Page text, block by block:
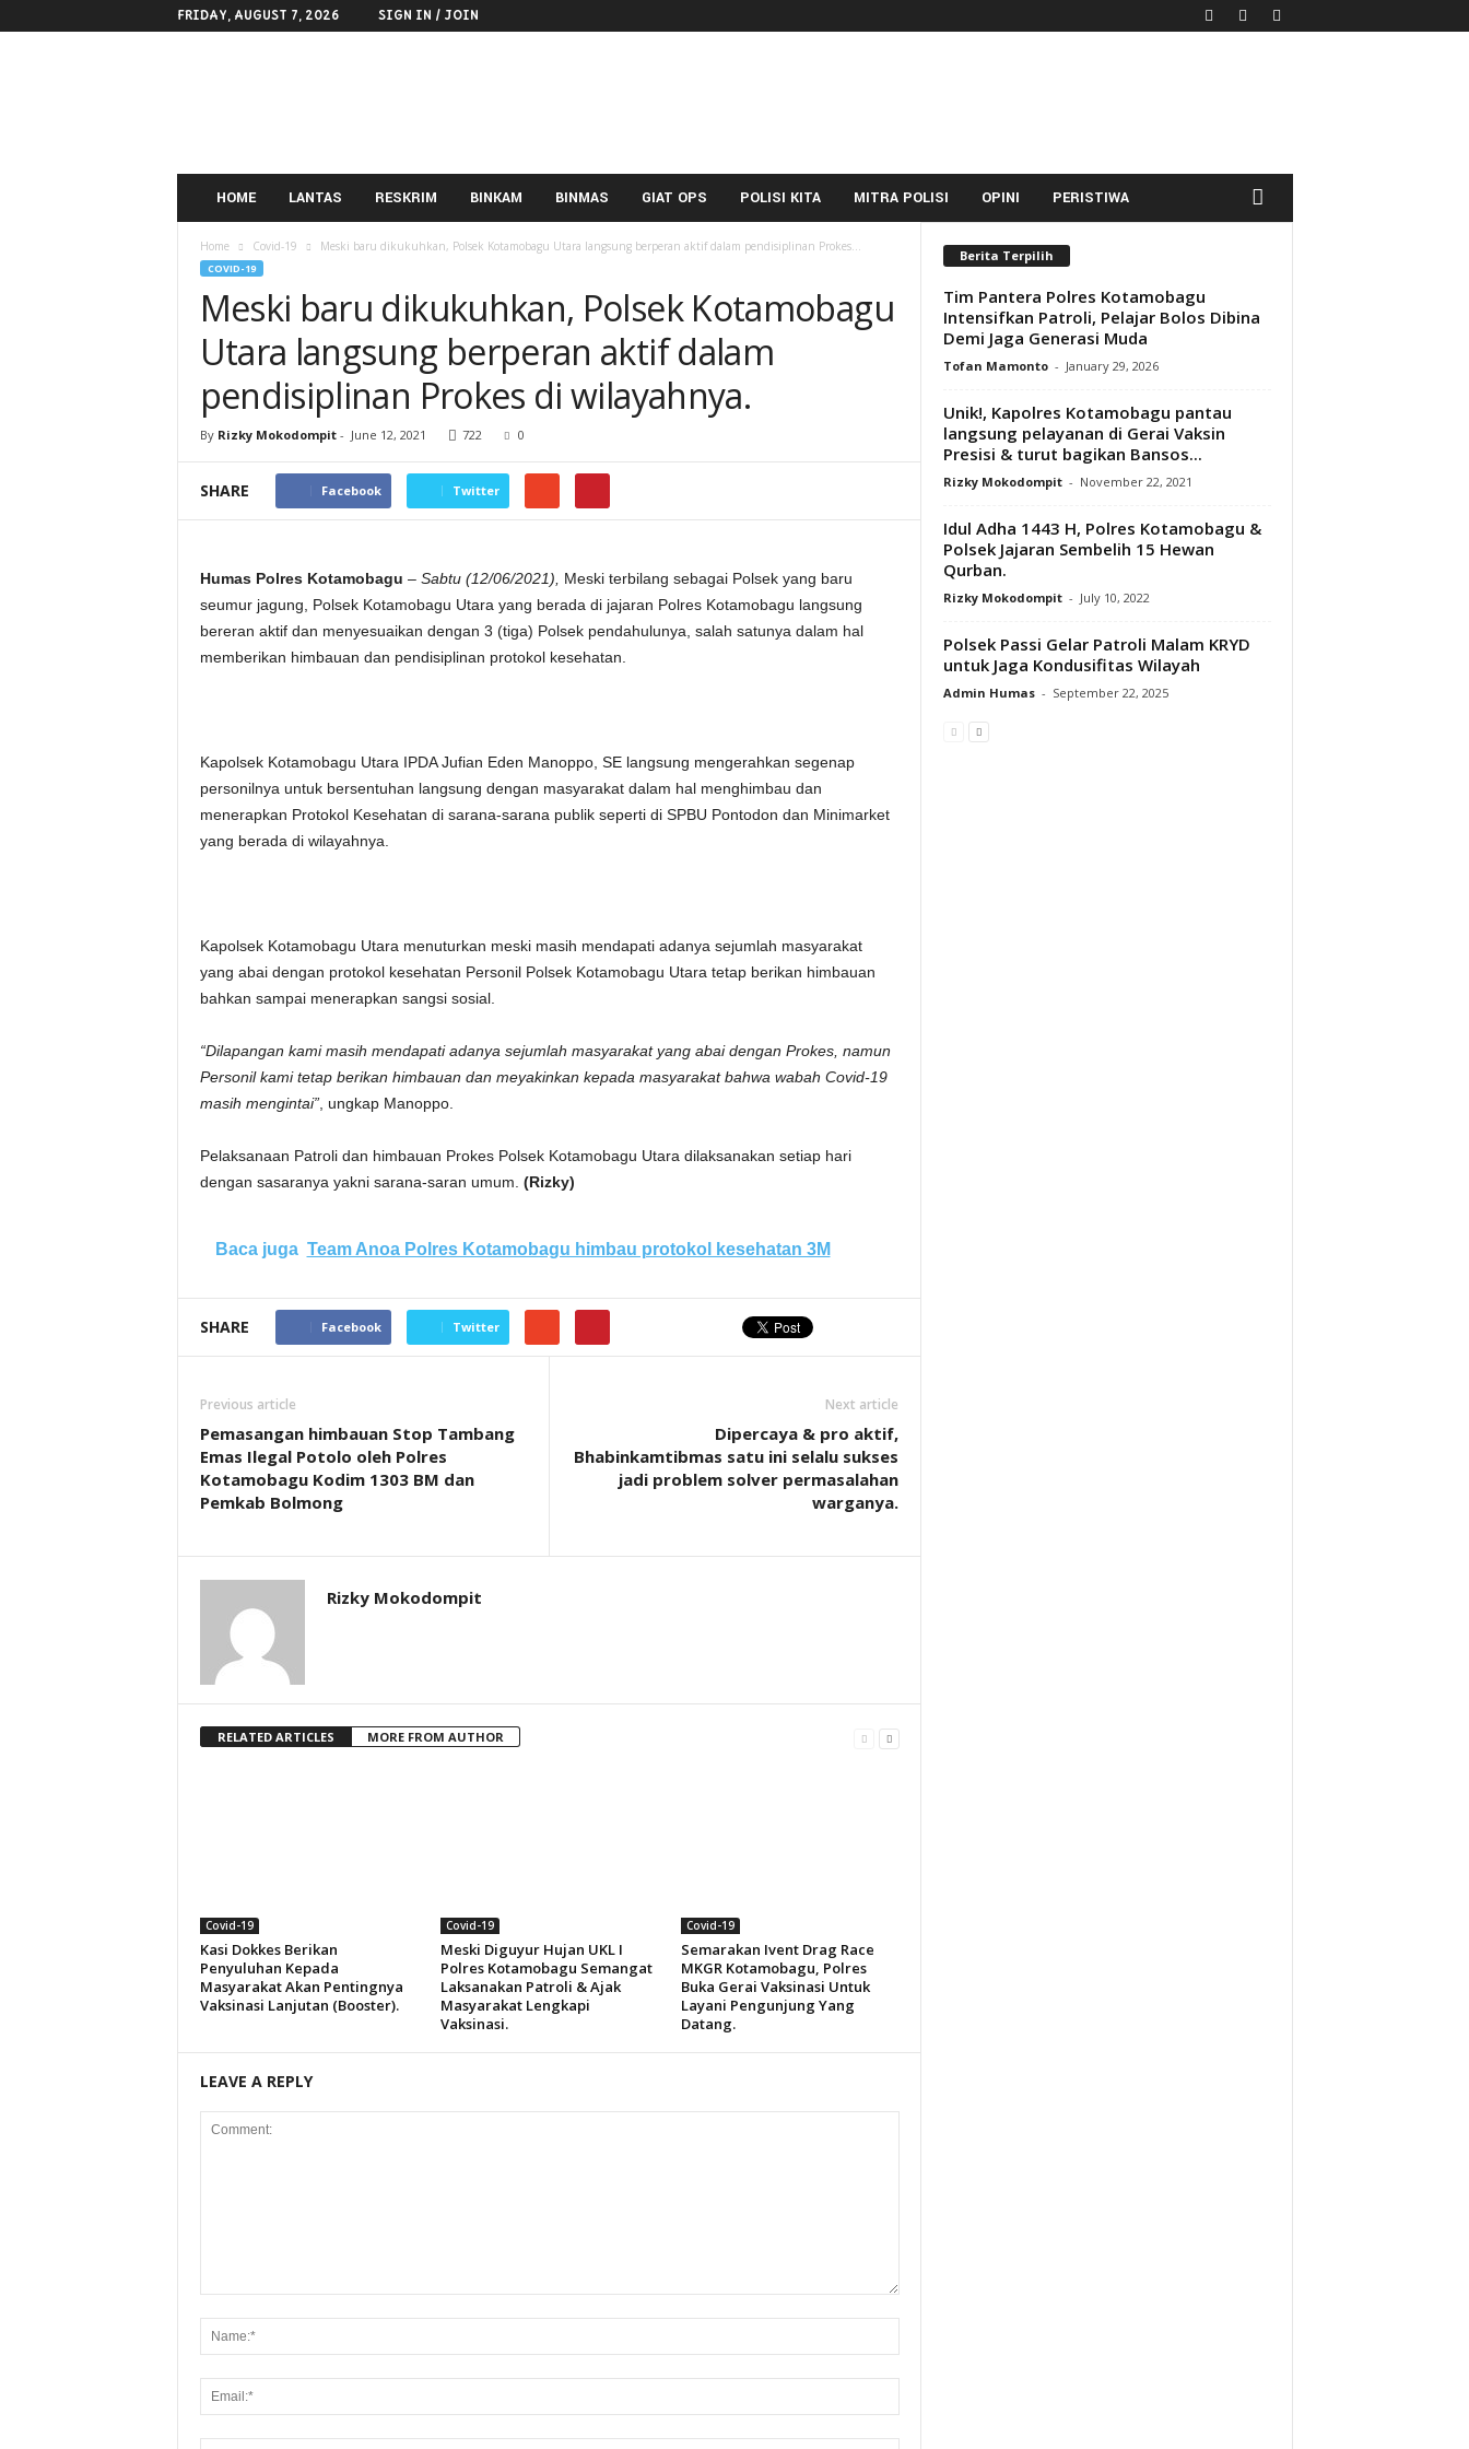
FRIDAY, AUGUST 7, 2026 SIGN IN / JOIN
HOME LANTAS RESKRIM BINKAM BINMAS GIAT OPS POLISI KITA MITRA POLISI OPINI PERISTIWA
Home Covid-19 Meski baru dikukuhkan, Polsek Kotamobagu Utara langsung berperan aktif dalam pendisiplinan Prokes...
COVID-19
Meski baru dikukuhkan, Polsek Kotamobagu
Utara langsung berperan aktif dalam
pendisiplinan Prokes di wilayahnya.
By Rizky Mokodompit- June 12, 2021 722 0
SHARE Facebook Twitter
Humas Polres Kotamobagu – Sabtu (12/06/2021),
Meski terbilang sebagai Polsek yang baru
seumur jagung, Polsek Kotamobagu Utara yang berada di jajaran Polres Kotamobagu langsung
bereran aktif dan menyesuaikan dengan 3 (tiga) Polsek pendahulunya, salah satunya dalam hal
memberikan himbauan dan pendisiplinan protokol kesehatan.
Kapolsek Kotamobagu Utara IPDA Jufian Eden Manoppo, SE langsung mengerahkan segenap
personilnya untuk bersentuhan langsung dengan masyarakat dalam hal menghimbau dan
menerapkan Protokol Kesehatan di sarana-sarana publik seperti di SPBU Pontodon dan Minimarket
yang berada di wilayahnya.
Kapolsek Kotamobagu Utara menuturkan meski masih mendapati adanya sejumlah masyarakat
yang abai dengan protokol kesehatan Personil Polsek Kotamobagu Utara tetap berikan himbauan
bahkan sampai menerapkan sangsi sosial.
“Dilapangan kami masih mendapati adanya sejumlah masyarakat yang abai dengan Prokes, namun
Personil kami tetap berikan himbauan dan meyakinkan kepada masyarakat bahwa wabah Covid-19
masih mengintai”, ungkap Manoppo.
Pelaksanaan Patroli dan himbauan Prokes Polsek Kotamobagu Utara dilaksanakan setiap hari
dengan sasaranya yakni sarana-saran umum. (Rizky)
Baca juga Team Anoa Polres Kotamobagu himbau protokol kesehatan 3M
SHARE Facebook Twitter
Previous article
Pemasangan himbauan Stop Tambang
Emas Ilegal Potolo oleh Polres
Kotamobagu Kodim 1303 BM dan
Pemkab Bolmong
Next article
Dipercaya & pro aktif,
Bhabinkamtibmas satu ini selalu sukses
jadi problem solver permasalahan
warganya.
Rizky Mokodompit
RELATED ARTICLES MORE FROM AUTHOR
Covid-19
Kasi Dokkes Berikan
Penyuluhan Kepada
Masyarakat Akan Pentingnya
Vaksinasi Lanjutan (Booster).
Covid-19
Meski Diguyur Hujan UKL I
Polres Kotamobagu Semangat
Laksanakan Patroli & Ajak
Masyarakat Lengkapi
Vaksinasi.
Covid-19
Semarakan Ivent Drag Race
MKGR Kotamobagu, Polres
Buka Gerai Vaksinasi Untuk
Layani Pengunjung Yang
Datang.
LEAVE A REPLY
Berita Terpilih
Tim Pantera Polres Kotamobagu
Intensifkan Patroli, Pelajar Bolos Dibina
Demi Jaga Generasi Muda
Tofan Mamonto - January 29, 2026
Unik!, Kapolres Kotamobagu pantau
langsung pelayanan di Gerai Vaksin
Presisi & turut bagikan Bansos...
Rizky Mokodompit - November 22, 2021
Idul Adha 1443 H, Polres Kotamobagu &
Polsek Jajaran Sembelih 15 Hewan
Qurban.
Rizky Mokodompit - July 10, 2022
Polsek Passi Gelar Patroli Malam KRYD
untuk Jaga Kondusifitas Wilayah
Admin Humas - September 22, 2025